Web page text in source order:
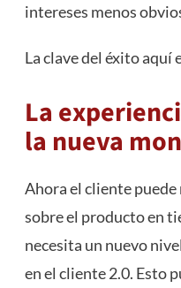
intereses menos
La clave del éxito aquí
La
la nueva
Ahora el cliente
sobre el producto en
necesita un nuevo
en el cliente 2.0. Esto